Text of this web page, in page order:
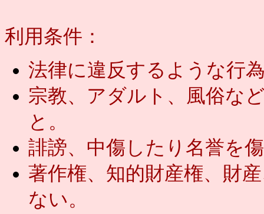
利用条件：
法律に違反するような行
宗教、アダルト、風俗な
と。
誹謗、中傷したり名誉を
著作権、知的財産権、財
ない。